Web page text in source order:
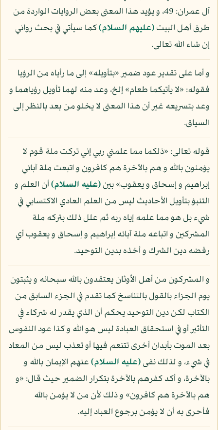
آل عمران: 49، و يؤيد هذا المعنى بعض الروايات الواردة من
طرق أهل البيت(عليهم السلام)كما سيأتي في بحث روائي
إن شاء الله تعالى.
و أما على تقدير عود ضمير «بتأويله» إلى ما رأياه من الرؤيا
فقوله: «لا يأتيكما طعام» إلخ، وعد منه لهما تأويل رؤياهما و
وعد بتسريعه غير أن هذا المعنى لا يخلو من بعد بالنظر إلى
السياق.
قوله تعالى: «ذلكما مما علمني ربي إني تركت ملة قوم لا
يؤمنون بالله و هم بالآخرة هم كافرون و اتبعت ملة آبائي
إبراهيم و إسحاق و يعقوب» بين(عليه السلام)أن العلم و
التنبؤ بتأويل الأحاديث ليس من العلم العادي الاكتسابي في
شيء بل هو مما علمه إياه ربه ثم علل ذلك بتركه ملة
المشركين و اتباعه ملة آبائه إبراهيم و إسحاق و يعقوب أي
رفضه دين الشرك و أخذه بدين التوحيد.
و المشركون من أهل الأوثان يعتقدون بالله سبحانه و يثبتون
يوم الجزاء بالقول بالتناسخ كما تقدم في الجزء السابق من
الكتاب لكن دين التوحيد يحكم أن الذي يقدر له شركاء في
التأثير أو في استحقاق العبادة ليس هو الله و كذا عود النفوس
بعد الموت بأبدان أخرى تتنعم فيها أو تعذب ليس من المعاد
في شيء، و لذلك نفى(عليه السلام)عنهم الإيمان بالله و
بالآخرة، و أكد كفرهم بالآخرة بتكرار الضمير حيث قال: «و
هم بالآخرة هم كافرون» و ذلك لأن من لا يؤمن بالله
فأحرى به أن لا يؤمن برجوع العباد إليه.